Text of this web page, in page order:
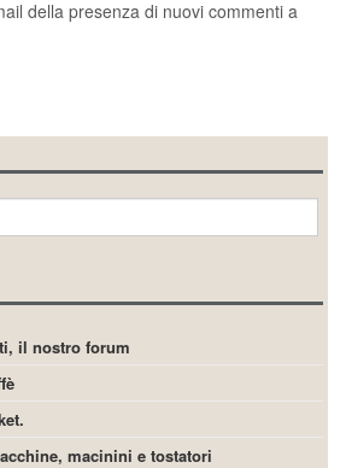
della presenza di nuovi commenti a
il nostro forum
macinini e tostatori